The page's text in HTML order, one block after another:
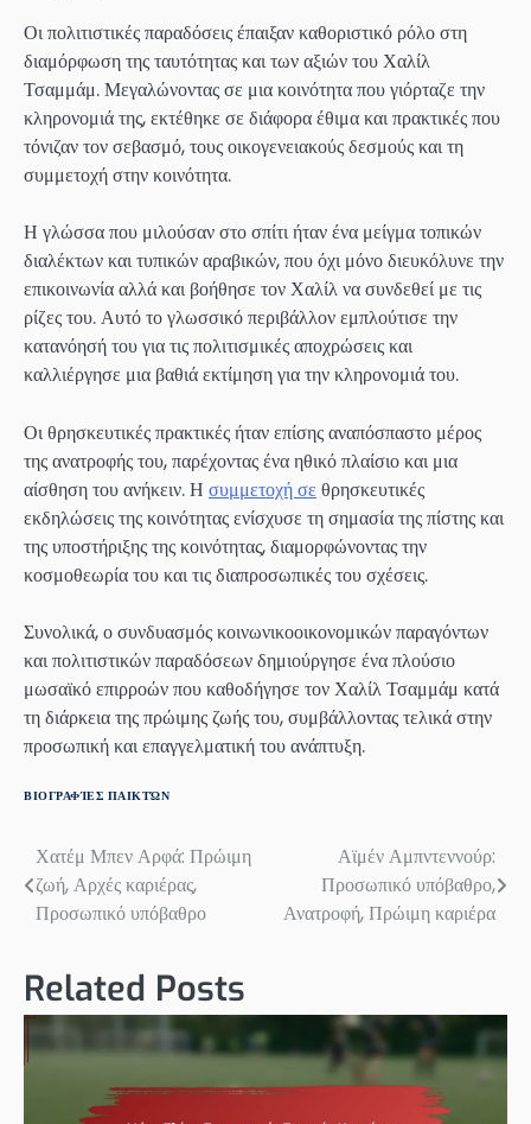
Οι πολιτιστικές παραδόσεις έπαιξαν καθοριστικό ρόλο στη
διαμόρφωση της ταυτότητας και των αξιών του Χαλίλ
Τσαμμάμ. Μεγαλώνοντας σε μια κοινότητα που γιόρταζε την
κληρονομιά της, εκτέθηκε σε διάφορα έθιμα και πρακτικές που
τόνιζαν τον σεβασμό, τους οικογενειακούς δεσμούς και τη
συμμετοχή στην κοινότητα.
Η γλώσσα που μιλούσαν στο σπίτι ήταν ένα μείγμα τοπικών
διαλέκτων και τυπικών αραβικών, που όχι μόνο διευκόλυνε την
επικοινωνία αλλά και βοήθησε τον Χαλίλ να συνδεθεί με τις
ρίζες του. Αυτό το γλωσσικό περιβάλλον εμπλούτισε την
κατανόησή του για τις πολιτισμικές αποχρώσεις και
καλλιέργησε μια βαθιά εκτίμηση για την κληρονομιά του.
Οι θρησκευτικές πρακτικές ήταν επίσης αναπόσπαστο μέρος
της ανατροφής του, παρέχοντας ένα ηθικό πλαίσιο και μια
αίσθηση του ανήκειν. Η συμμετοχή σε θρησκευτικές
εκδηλώσεις της κοινότητας ενίσχυσε τη σημασία της πίστης και
της υποστήριξης της κοινότητας, διαμορφώνοντας την
κοσμοθεωρία του και τις διαπροσωπικές του σχέσεις.
Συνολικά, ο συνδυασμός κοινωνικοοικονομικών παραγόντων
και πολιτιστικών παραδόσεων δημιούργησε ένα πλούσιο
μωσαϊκό επιρροών που καθοδήγησε τον Χαλίλ Τσαμμάμ κατά
τη διάρκεια της πρώιμης ζωής του, συμβάλλοντας τελικά στην
προσωπική και επαγγελματική του ανάπτυξη.
ΒΙΟΓΡΑΦΊΕΣ ΠΑΙΚΤΏΝ
Post
navigation
Χατέμ Μπεν Αρφά: Πρώιμη
ζωή, Αρχές καριέρας,
Προσωπικό υπόβαθρο
Αϊμέν Αμπντεννούρ:
Προσωπικό υπόβαθρο,
Ανατροφή, Πρώιμη καριέρα
Related Posts